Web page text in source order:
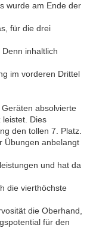
wurde am Ende der
für die drei
inhaltlich
im vorderen Drittel
absolvierte
leistet. Dies
den tollen 7. Platz.
Übungen anbelangt
und hat da
die vierthöchste
die Oberhand,
für den